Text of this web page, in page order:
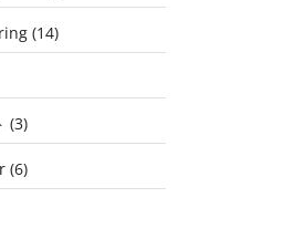
(14)
(3)
(6)